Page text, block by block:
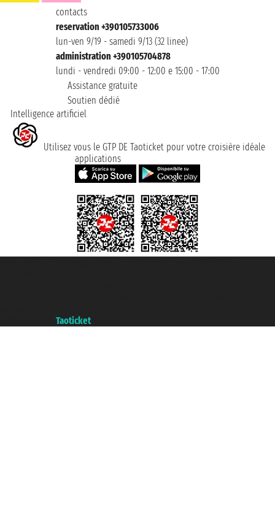
contacts
reservation +390105733006
lun-ven 9/19 - samedi 9/13 (32 linee)
administration +390105704878
lundi - vendredi 09:00 - 12:00 e 15:00 - 17:00
Assistance gratuite
Soutien dédié
Intelligence artificiel
Utilisez vous le GTP DE Taoticket pour votre croisière idéale
applications
Taoticket